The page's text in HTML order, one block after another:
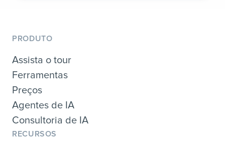
PRODUTO
Assista o tour
Ferramentas
Preços
Agentes de IA
Consultoria de IA
RECURSOS